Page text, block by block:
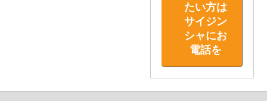
たい方は
サイジン
シャにお
電話を